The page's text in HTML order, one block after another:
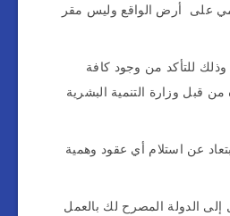
على أرض الواقع وليس مقر
للتأكد من وجود كافة
من قبل وزارة التنمية البشرية
عن استلام أي عقود وهمية
إلى الدولة المصرح لك بالعمل